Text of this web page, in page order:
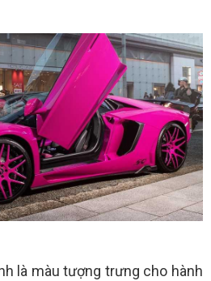
là màu tượng trưng cho hành